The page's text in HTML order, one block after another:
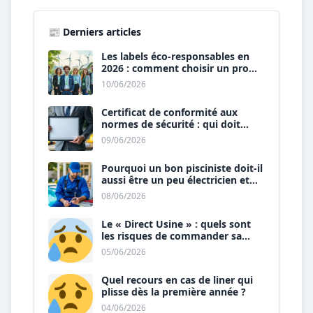
📰 Derniers articles
Les labels éco-responsables en
2026 : comment choisir un pro
« vert » ?
10/06/2026
Certificat de conformité aux
normes de sécurité : qui doit
vous le délivrer ?
09/06/2026
Pourquoi un bon pisciniste doit-il
aussi être un peu électricien et
plombier ?
08/06/2026
Le « Direct Usine » : quels sont
les risques de commander sa
piscine sans installateur ?
05/06/2026
Quel recours en cas de liner qui
plisse dès la première année ?
04/06/2026